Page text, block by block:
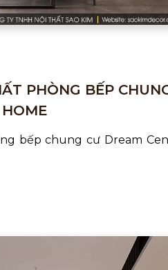
PHÒNG BẾP
bếp chung cư Dream